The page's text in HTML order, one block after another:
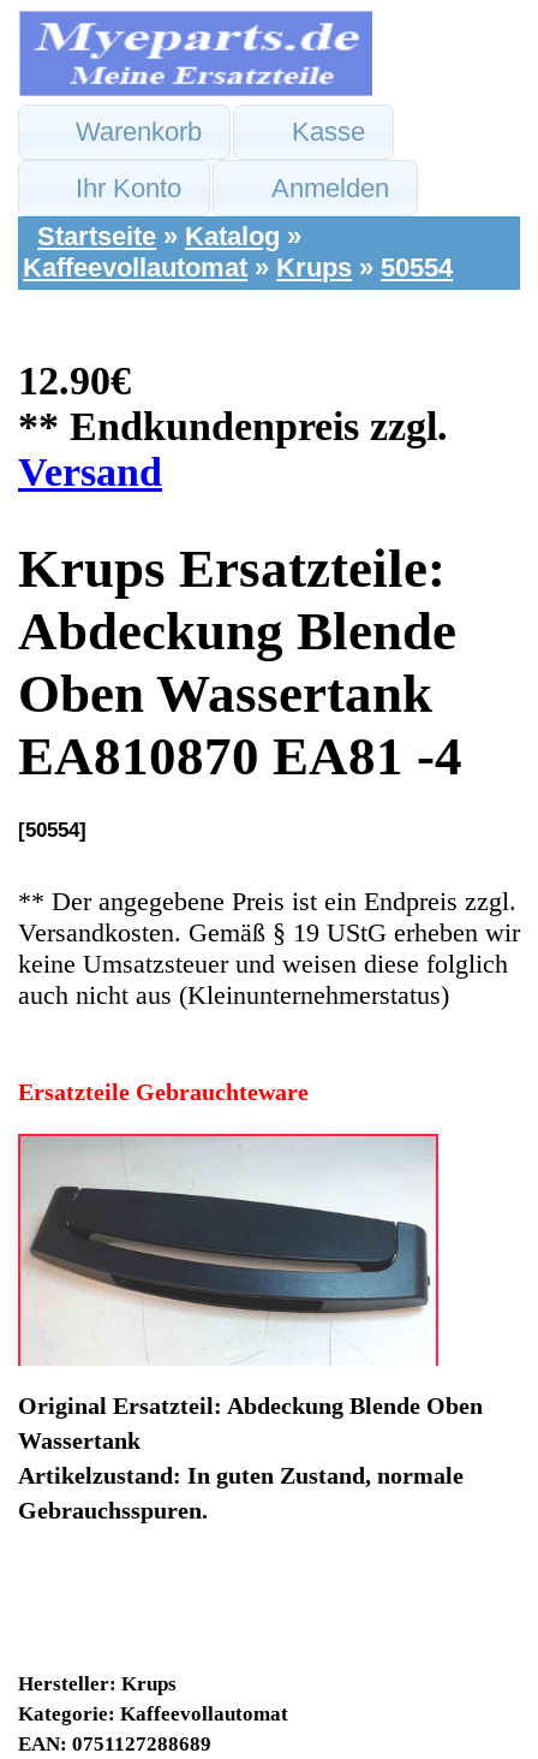
Warenkorb
Kasse
Ihr Konto
Anmelden
»
Kaffeevollautomat» »50554
12.90€
Krups Ersatzteile:
Abdeckung Blende
Oben Wassertank
EA810870 EA81 -4
** Der angegebene Preis ist ein Endpreis zzgl.
Versandkosten. Gemäß § 19 UStG erheben wir
keine Umsatzsteuer und weisen diese folglich
auch nicht aus (Kleinunternehmerstatus)
Ersatzteile Gebrauchteware
Original Ersatzteil: Abdeckung Blende Oben
Gebrauchsspuren.
Hersteller: Krups
Kategorie: Kaffeevollautomat
EAN: 0751127288689
Herstellernummer: 50554
Produktart: Abdeckung Blende Oben Wassertank
Artikelzustand: Gebrauchteware
Abdeckung Blende Oben Wassertank Krups EA810870
Wassertank
Artikelzustand: In guten Zustand, normale
Gebrauchsspuren.
Bei diesen Artikel erhalten Sie:
Winpoints JACKPOT liegt bei: